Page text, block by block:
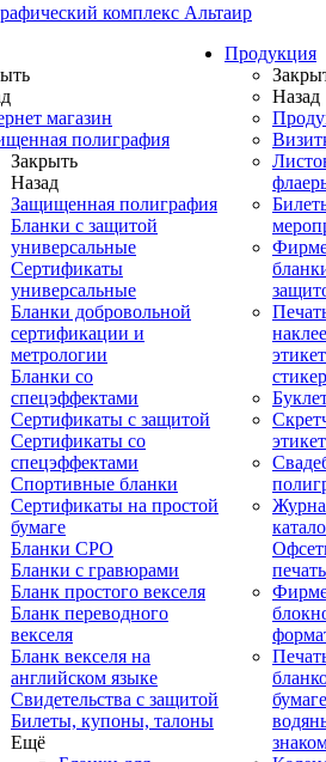
магазин
полиграфия
Закрыть
Назад
Защищенная полиграфия
Бланки с защитой
универсальные
Сертификаты
универсальные
Бланки добровольной
сертификации и
метрологии
Бланки со
спецэффектами
Сертификаты с защитой
Сертификаты со
спецэффектами
Спортивные бланки
Cертификаты на простой
бумаге
Бланки СРО
Бланки с гравюрами
Бланк простого векселя
Бланк переводного
векселя
Бланк векселя на
английском языке
Свидетельства с защитой
Билеты, купоны, талоны
Ещё
Продукция
Назад
печать